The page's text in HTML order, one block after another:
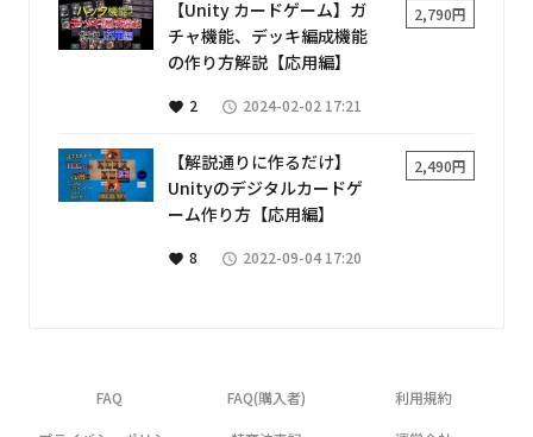
【Unity カードゲーム】ガ
チャ機能、デッキ編成機能
の作り方解説【応用編】
2,790円
favorite 2 access_time 2024-02-02 17:21
【解説通りに作るだけ】
Unityのデジタルカードゲ
ーム作り方【応用編】
2,490円
favorite 8 access_time 2022-09-04 17:20
FAQ FAQ(購入者) 利用規約